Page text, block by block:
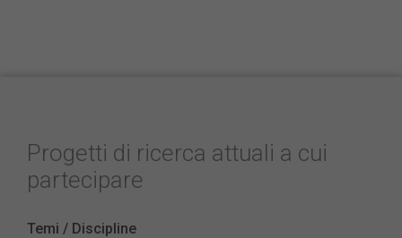
Progetti di ricerca attuali a cui
partecipare
Temi / Discipline